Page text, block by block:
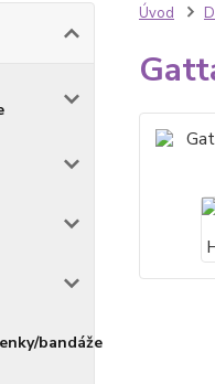
bandáže
Úvod